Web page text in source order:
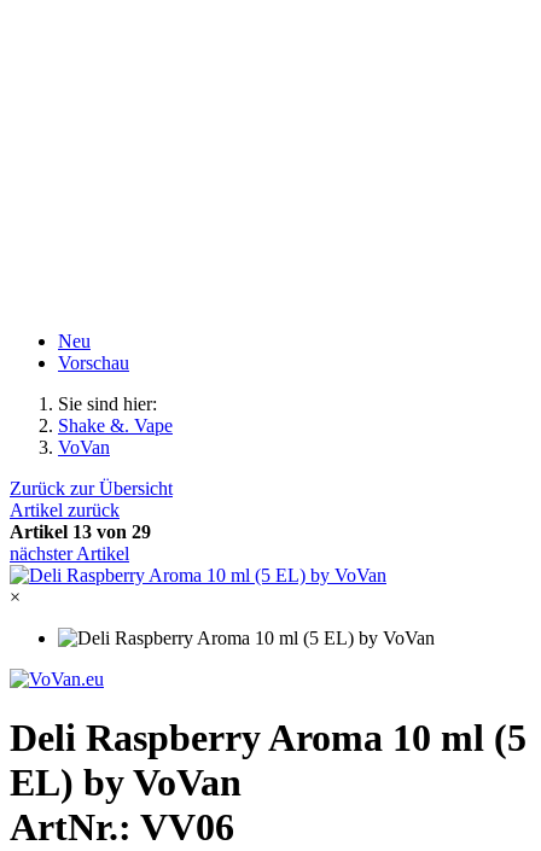
Neu
Vorschau
Sie sind hier:
Shake &. Vape
VoVan
Zurück zur Übersicht
Artikel zurück
Artikel 13 von 29
nächster Artikel
×
Deli Raspberry Aroma 10 ml (5
EL) by VoVan
ArtNr.: VV06